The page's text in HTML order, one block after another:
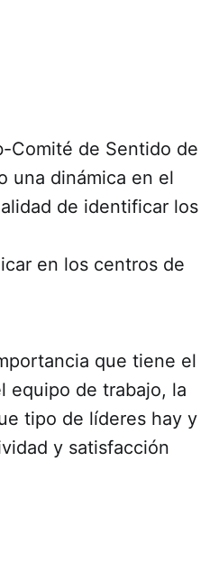
Comité de Sentido de
una dinámica en el
de identificar los
en los centros de
que tiene el
equipo de trabajo, la
tipo de líderes hay y
y satisfacción